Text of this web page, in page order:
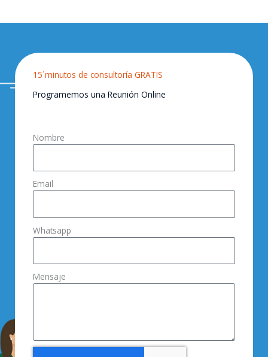
15´minutos de consultoría GRATIS
Programemos una Reunión Online
Nombre
Email
Whatsapp
Mensaje